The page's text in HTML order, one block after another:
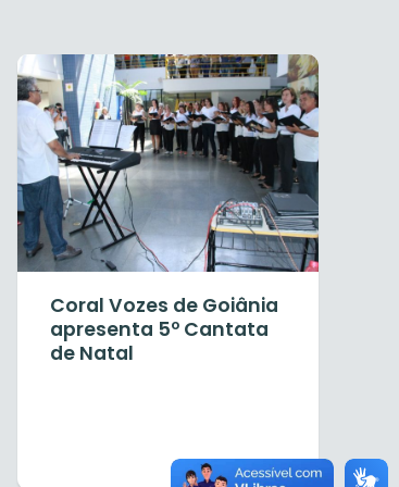
Coral Vozes de Goiânia
apresenta 5º Cantata
de Natal